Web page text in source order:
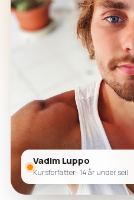
Vadim Luppo
Kursforfatter · 14 år under seil